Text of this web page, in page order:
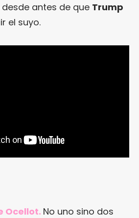
desde antes de que Trump
el suyo.
Ocellot. No uno sino dos